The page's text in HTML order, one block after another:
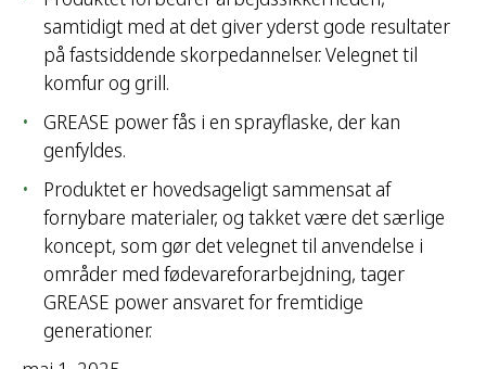
samtidigt med at det giver yderst gode resultater
på fastsiddende skorpedannelser. Velegnet til
komfur og grill.
GREASE power fås i en sprayflaske, der kan
genfyldes.
Produktet er hovedsageligt sammensat af
fornybare materialer, og takket være det særlige
koncept, som gør det velegnet til anvendelse i
områder med fødevareforarbejdning, tager
GREASE power ansvaret for fremtidige
generationer.